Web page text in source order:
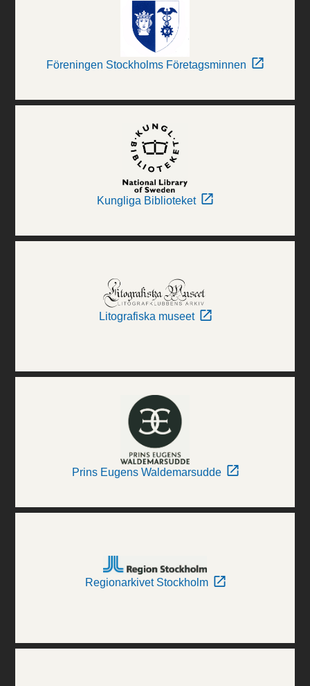
Föreningen Stockholms Företagsminnen
Kungliga Biblioteket
Litografiska museet
Prins Eugens Waldemarsudde
Regionarkivet Stockholm